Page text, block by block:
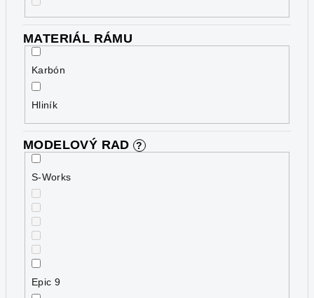
MATERIÁL RÁMU
Karbón
Hliník
MODELOVÝ RAD ?
S-Works
Epic 9